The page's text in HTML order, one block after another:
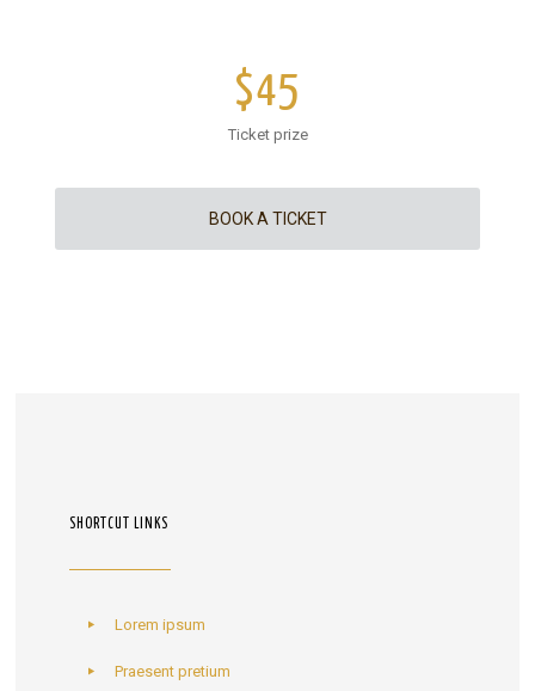
$45
Ticket prize
BOOK A TICKET
SHORTCUT LINKS
Lorem ipsum
Praesent pretium